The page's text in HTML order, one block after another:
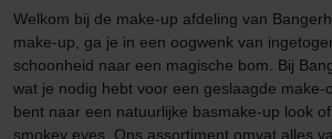
Welkom bij de make-up afdeling van
make-up, ga je in een oogwenk van
schoonheid naar een magische bom. Bij
wat je nodig hebt voor een geslaagde make-
bent naar een natuurlijke basmake-up look
smokey eyes. Ons assortiment omvat alles